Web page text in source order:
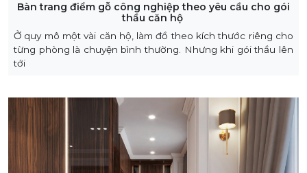
Bàn trang điểm gỗ công nghiệp theo yêu cầu cho gói
thầu căn hộ
Ở quy mô một vài căn hộ, làm đồ theo kích thước riêng cho
từng phòng là chuyện bình thường. Nhưng khi gói thầu lên
tới